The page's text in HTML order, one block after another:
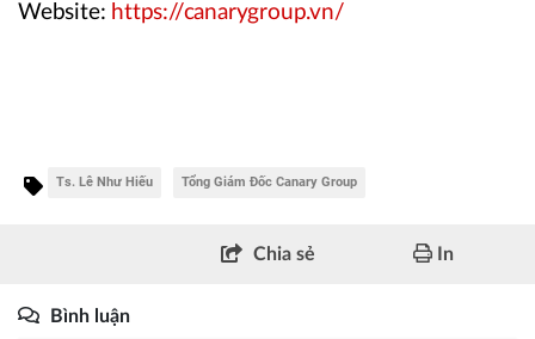
Website: https://canarygroup.vn/
Ts. Lê Như Hiếu Tổng Giám Đốc Canary Group
Chia sẻ In
Bình luận